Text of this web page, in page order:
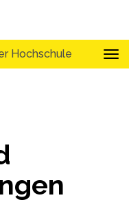
Hochschule